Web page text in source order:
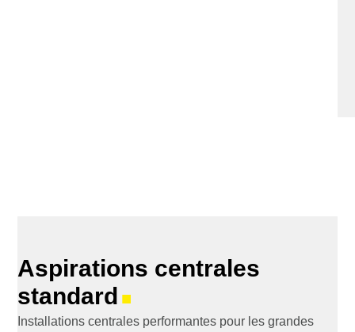
Aspirations centrales
standard ■
Installations centrales performantes pour les grandes